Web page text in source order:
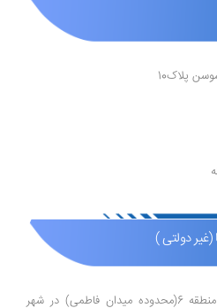
پلاک10
دولتی )
مدرسهسینا پسرانه(غیر دولتی)در منطقه 6(محدوده میدان فاطمی) در شهر